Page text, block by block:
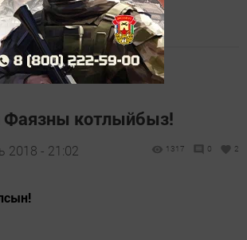
Фаязны котлыйбыз!
2018 - 21:02 1317 0 2